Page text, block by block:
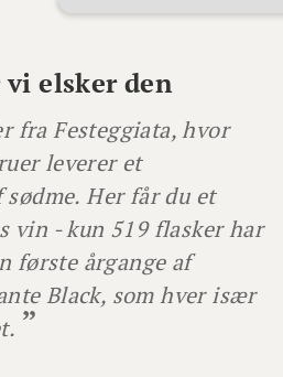
elsker den
fra Festeggiata, hvor
leverer et
Her får du et
vin - kun 519 flasker har
første årgange af
Black, som hver især